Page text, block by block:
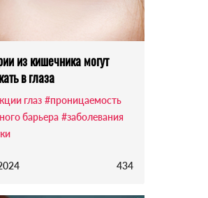
из кишечника могут
в глаза
глаз #проницаемость
барьера #заболевания
434